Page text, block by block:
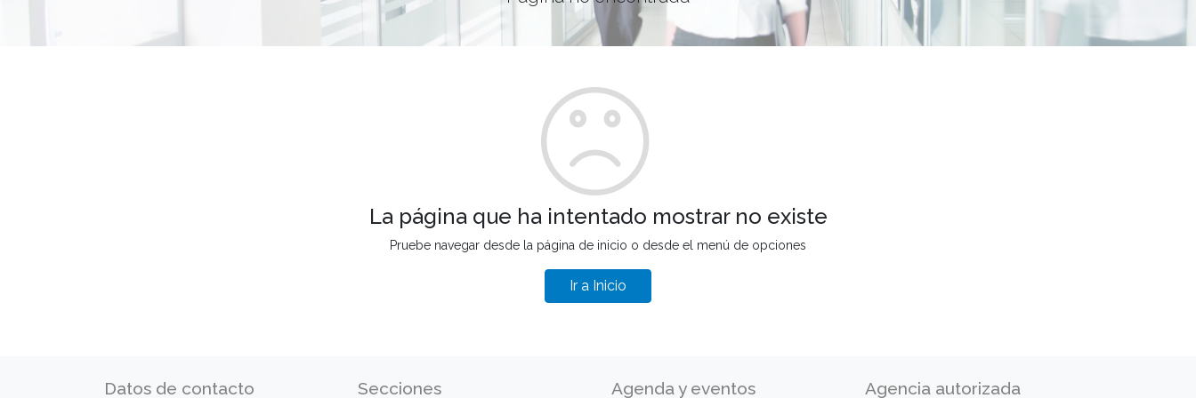
La página que ha intentado mostrar no existe
Pruebe navegar desde la página de inicio o desde el menú de opciones
Ir a Inicio
Datos de contacto Secciones Agenda y eventos Agencia autorizada